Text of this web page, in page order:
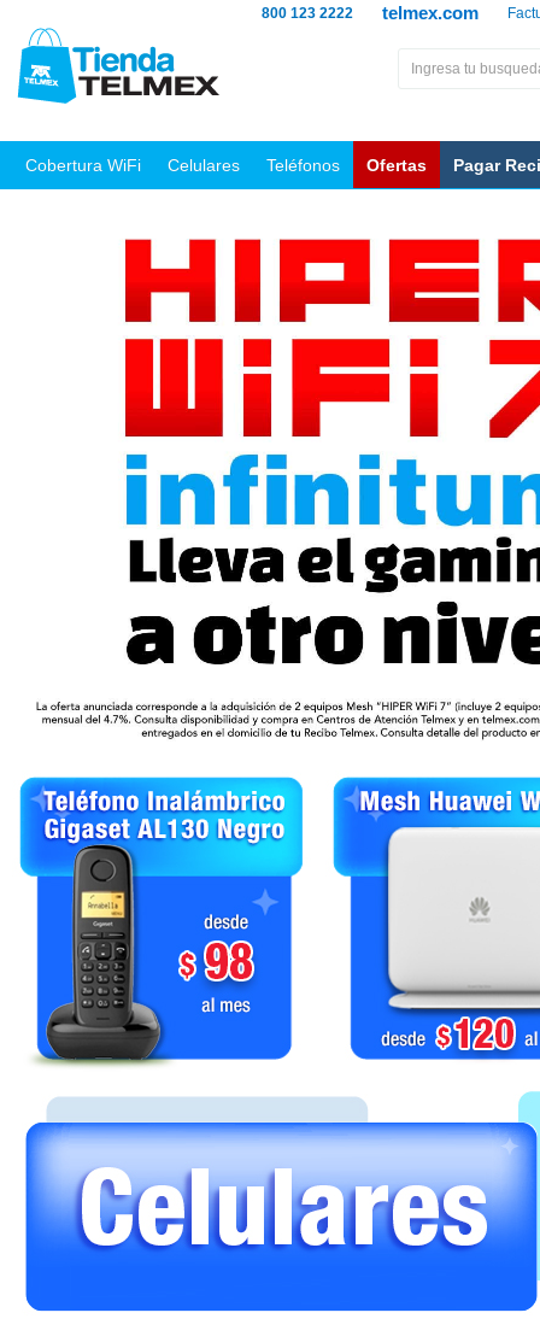
telmex.com
800 123 2222
Cobertura WiFi Celulares Teléfonos Ofertas Pagar